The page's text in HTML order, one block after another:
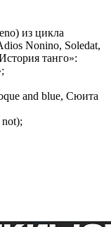
из цикла
Nonino, Soledat,
танго»:
and blue, Сюита